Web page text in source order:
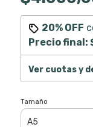
20% OFF
Precio final:
Ver cuotas y
Tamaño